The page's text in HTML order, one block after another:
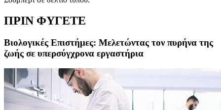
ΠΡΙΝ ΦΥΓΕΤΕ
Βιολογικές Επιστήμες: Μελετώντας τον πυρήνα της
ζωής σε υπερσύγχρονα εργαστήρια